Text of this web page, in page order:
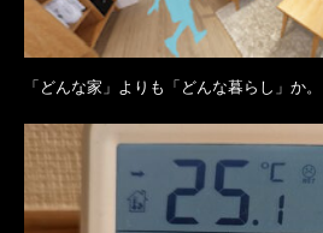
「どんな家」よりも「どんな暮らし」か。